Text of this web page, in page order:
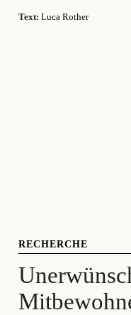
Text: Luca Rother
RECHERCHE